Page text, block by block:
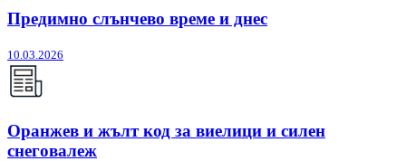
Предимно слънчево време и днес
10.03.2026
Оранжев и жълт код за виелици и силен
снеговалеж